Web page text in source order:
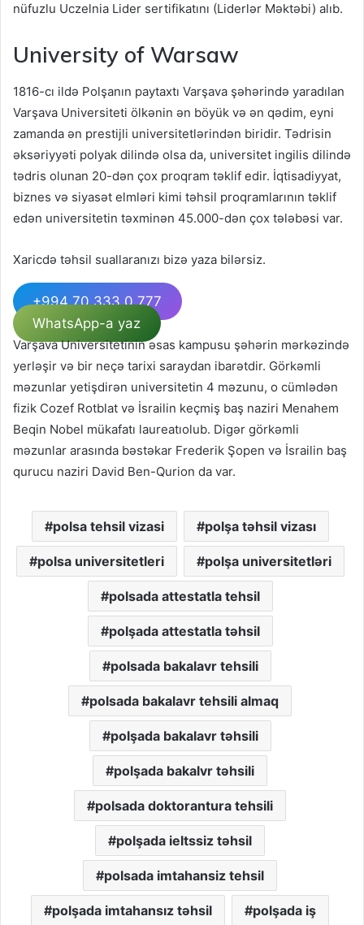
nüfuzlu Uczelnia Lider sertifikatını (Liderlər Məktəbi) alıb.
University of Warsaw
1816-cı ildə Polşanın paytaxtı Varşava şəhərində yaradılan
Varşava Universiteti ölkənin ən böyük və ən qədim, eyni
zamanda ən prestijli universitetlərindən biridir. Tədrisin
əksəriyyəti polyak dilində olsa da, universitet ingilis dilində
tədris olunan 20-dən çox proqram təklif edir. İqtisadiyyat,
biznes və siyasət elmləri kimi təhsil proqramlarının təklif
edən universitetin təxminən 45.000-dən çox tələbəsi var.
Xaricdə təhsil suallaranızı bizə yaza bilərsiz.
+994 70 333 0 777
WhatsApp-a yaz
Varşava Universitetinin əsas kampusu şəhərin mərkəzində
yerləşir və bir neçə tarixi saraydan ibarətdir. Görkəmli
məzunlar yetişdirən universitetin 4 məzunu, o cümlədən
fizik Cozef Rotblat və İsrailin keçmiş baş naziri Menahem
Beqin Nobel mükafatı laureatıolub. Digər görkəmli
məzunlar arasında bəstəkar Frederik Şopen və İsrailin baş
qurucu naziri David Ben-Qurion da var.
polsa tehsil vizasi polşa təhsil vizası
polsa universitetleri polşa universitetləri
polsada attestatla tehsil
polşada attestatla təhsil
polsada bakalavr tehsili
polsada bakalavr tehsili almaq
polşada bakalavr təhsili
polşada bakalvr təhsili
polsada doktorantura tehsili
polşada ieltssiz təhsil
polsada imtahansiz tehsil
polşada imtahansız təhsil polşada iş